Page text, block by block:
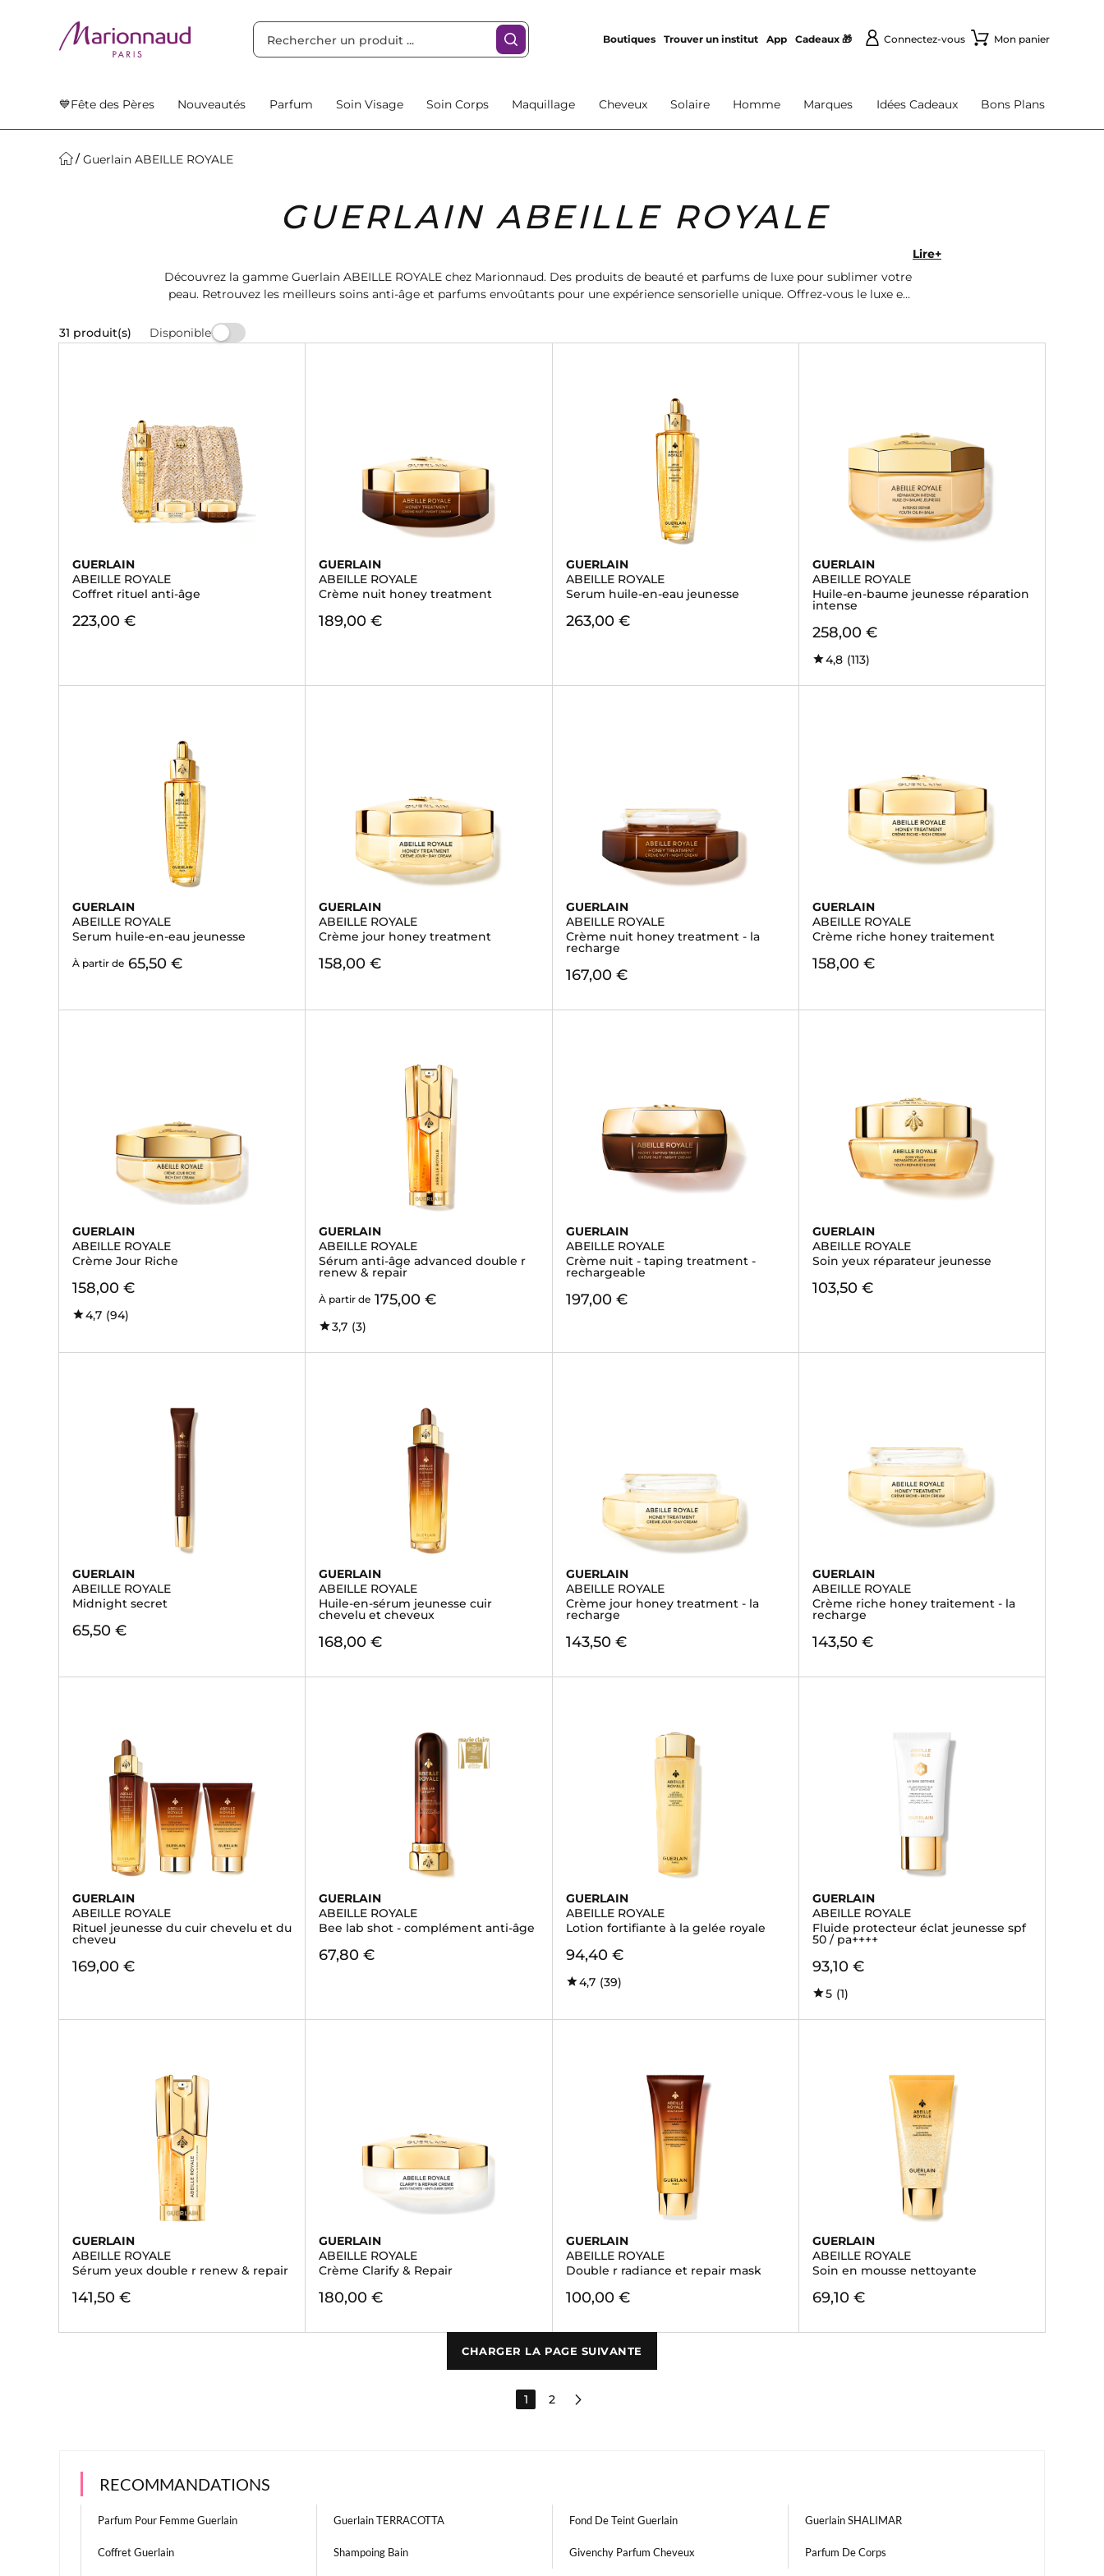
Boutiques Trouver un institut App Cadeaux 🎁 Connectez-vous Mon panier
💙Fête des Pères Nouveautés Parfum Soin Visage Soin Corps Maquillage Cheveux Solaire Homme Marques Idées Cadeaux Bons Plans
Guerlain ABEILLE ROYALE
GUERLAIN ABEILLE ROYALE
Découvrez la gamme Guerlain ABEILLE ROYALE chez Marionnaud. Des produits de beauté et parfums de luxe pour sublimer votre
peau. Retrouvez les meilleurs soins anti-âge et parfums envoûtants pour une expérience sensorielle unique. Offrez-vous le luxe et
Lire+
31 produit(s) Disponible
GUERLAIN
ABEILLE ROYALE
Coffret rituel anti-âge
223,00 €
GUERLAIN
ABEILLE ROYALE
Crème nuit honey treatment
189,00 €
GUERLAIN
ABEILLE ROYALE
Serum huile-en-eau jeunesse
263,00 €
GUERLAIN
ABEILLE ROYALE
Huile-en-baume jeunesse réparation
intense
258,00 €
4,8 (113)
GUERLAIN
ABEILLE ROYALE
Serum huile-en-eau jeunesse
À partir de 65,50 €
GUERLAIN
ABEILLE ROYALE
Crème jour honey treatment
158,00 €
GUERLAIN
ABEILLE ROYALE
Crème nuit honey treatment - la
recharge
167,00 €
GUERLAIN
ABEILLE ROYALE
Crème riche honey traitement
158,00 €
GUERLAIN
ABEILLE ROYALE
Crème Jour Riche
158,00 €
4,7 (94)
GUERLAIN
ABEILLE ROYALE
Sérum anti-âge advanced double r
renew & repair
À partir de 175,00 €
3,7 (3)
GUERLAIN
ABEILLE ROYALE
Crème nuit - taping treatment -
rechargeable
197,00 €
GUERLAIN
ABEILLE ROYALE
Soin yeux réparateur jeunesse
103,50 €
GUERLAIN
ABEILLE ROYALE
Midnight secret
65,50 €
GUERLAIN
ABEILLE ROYALE
Huile-en-sérum jeunesse cuir
chevelu et cheveux
168,00 €
GUERLAIN
ABEILLE ROYALE
Crème jour honey treatment - la
recharge
143,50 €
GUERLAIN
ABEILLE ROYALE
Crème riche honey traitement - la
recharge
143,50 €
GUERLAIN
ABEILLE ROYALE
Rituel jeunesse du cuir chevelu et du
cheveu
169,00 €
GUERLAIN
ABEILLE ROYALE
Bee lab shot - complément anti-âge
67,80 €
GUERLAIN
ABEILLE ROYALE
Lotion fortifiante à la gelée royale
94,40 €
4,7 (39)
GUERLAIN
ABEILLE ROYALE
Fluide protecteur éclat jeunesse spf
50 / pa++++
93,10 €
5 (1)
GUERLAIN
ABEILLE ROYALE
Sérum yeux double r renew & repair
141,50 €
GUERLAIN
ABEILLE ROYALE
Crème Clarify & Repair
180,00 €
GUERLAIN
ABEILLE ROYALE
Double r radiance et repair mask
100,00 €
GUERLAIN
ABEILLE ROYALE
Soin en mousse nettoyante
69,10 €
CHARGER LA PAGE SUIVANTE
1 2
RECOMMANDATIONS
Parfum Pour Femme Guerlain Guerlain TERRACOTTA Fond De Teint Guerlain Guerlain SHALIMAR
Coffret Guerlain Shampoing Bain Givenchy Parfum Cheveux Parfum De Corps